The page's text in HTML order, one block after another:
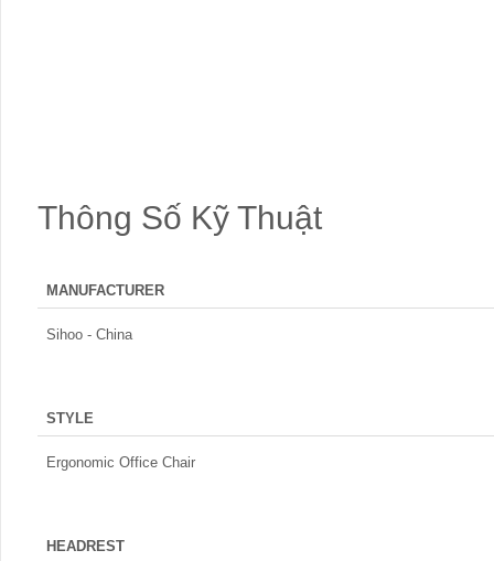
Thông Số Kỹ Thuật
MANUFACTURER
Sihoo - China
STYLE
Ergonomic Office Chair
HEADREST